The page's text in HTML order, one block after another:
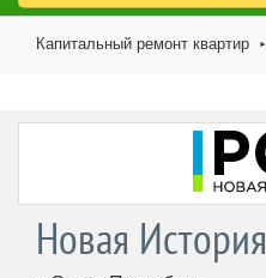
Капитальный ремонт квартир ►
Новая История